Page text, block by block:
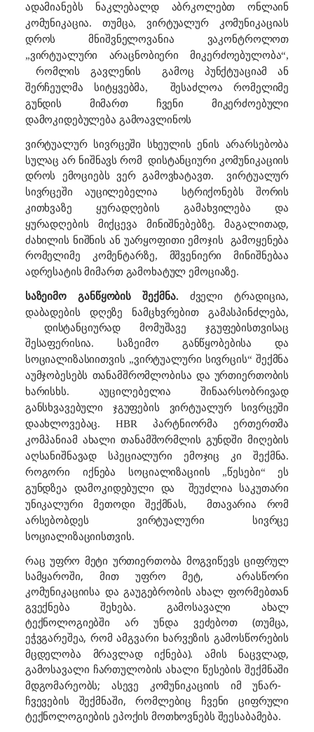
ადამიანებს ნაკლებალდ აბრკოლებთ ონლაინ
კომუნიკაცია. თუმცა, ვირტუალურ კომუნიკაციას
დროს მნიშვნელოვანია ვაკონტროლოთ
„ვირტუალური არაცნობიერი მიკერძოებულობა“,
რომლის გავლენის
გამოც პუნქტუაციამ ან
შერჩეულმა სიტყვებმა,
შესაძლოა რომელიმე
გუნდის მიმართ ჩვენი მიკერძოებული
დამოკიდებულება გამოავლინოს
ვირტუალურ სივრცეში სხეულის ენის არარსებობა
სულაც არ ნიშნავს რომ დისტანციური კომუნიკაციის
დროს
ემოციებს ვერ გამოვხატავთ.
ვირტუალურ
სივრცეში აუცილებელია
სტრიქონებს შორის
კითხვაზე ყურადღების გამახვილებადა
ყურადღების მიქცევა მინიშნებებზე. მაგალითად,
ძახილის ნიშნის ან უარყოფითი ემოჯის გამოყენება
რომელიმე კომენტარზე, მშვენიერი მინიშნებაა
ადრესატის მიმართ გამოხატულ ემოციაზე.
საზეიმო განწყობის შექმნა.
ძველი ტრადიცია,
დაბადების დღეზე ნამცხვრებით გამასპინძლება,
დისტანციურად მომუშავე ჯგუფებისთვისაც
შესაფერისია. საზეიმო განწყობებისა და
სოციალიზასიითვის „ვირტუალური სივრცის“ შექმნა
აუმჯობესებს თანამშრომლობისა და ურთიერთობის
ხარისხს. აუცილებელია შინაარსობრივად
განსხვავებული ჯგუფების ვირტუალურ სივრცეში
დაახლოვებაც.HBRპარტნიორმა ერთერთმა
კომპანიამ ახალი თანამშორმლის გუნდში მიღების
აღსანიშნავად სპეციალური ემოჯიც კი შექმნა.
როგორი იქნება სოციალიზაციის „წესები“ ეს
გუნდზეა დამოკიდებული და
შეუძლია საკუთარი
უნიკალური მეთოდი შექმნას,
მთავარია რომ
არსებობდეს ვირტუალური სივრცე
სოციალიზაციისთვის.
რაც უფრო მეტი ურთიერთობა მოგვიწევს ციფრულ
სამყაროში, მით უფრო მეტ,
არასწორი
კომუნიკაციისა და გაუგებრობის ახალ ფორმებთან
გვექნება შეხება. გამოსავალი ახალ
ტექნოლოგიებში არ უნდა ვეძებოთ (თუმცა,
ეჭვგარეშეა, რომამგვარი ხარვეზის გამოსწორების
მცდელობა მრავლად იქნება). ამის ნაცვლად,
გამოსავალი ჩართულობის ახალი წესებისშექმნაში
მდგომარეობს; ასევე კომუნიკაციის იმ უნარ-
ჩვევების შექმნაში, რომლებიც ჩვენი ციფრული
ტექნოლოგიების ეპოქის მოთხოვნებს შეესაბამება.